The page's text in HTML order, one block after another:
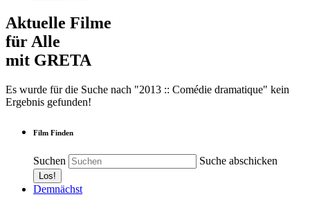
Aktuelle Filme
für Alle
mit GRETA
Es wurde für die Suche nach "2013 :: Comédie dramatique" kein
Ergebnis gefunden!
Film Finden
Suchen Suche abschicken
Demnächst